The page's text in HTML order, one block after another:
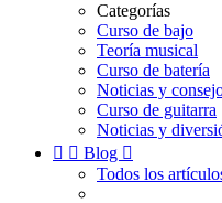
Categorías
Curso de bajo
Teoría musical
Curso de batería
Noticias y
Curso de guitarra
Noticias y
  Blog 
Todos los